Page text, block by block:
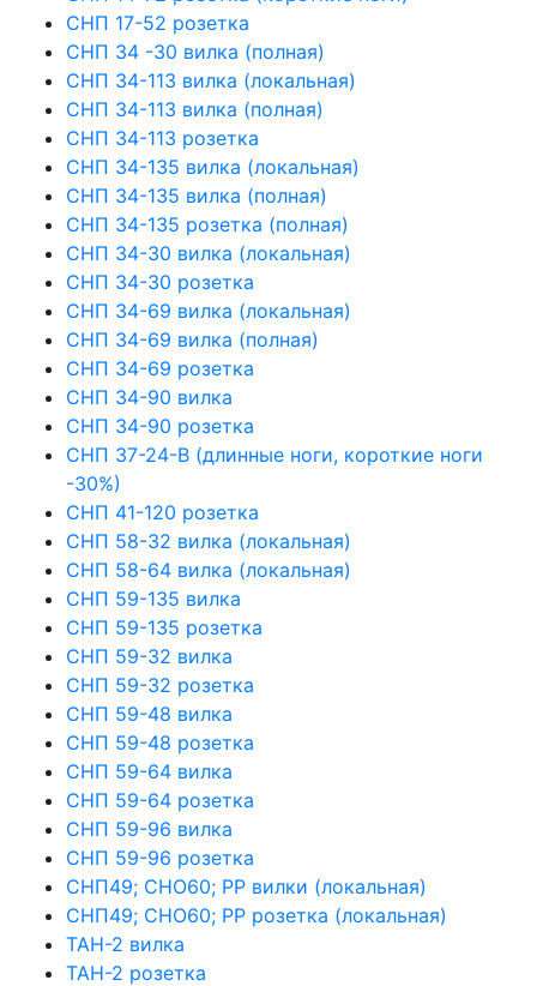
СНП 17-52 розетка
СНП 34 -30 вилка (полная)
СНП 34-113 вилка (локальная)
СНП 34-113 вилка (полная)
СНП 34-113 розетка
СНП 34-135 вилка (локальная)
СНП 34-135 вилка (полная)
СНП 34-135 розетка (полная)
СНП 34-30 вилка (локальная)
СНП 34-30 розетка
СНП 34-69 вилка (локальная)
СНП 34-69 вилка (полная)
СНП 34-69 розетка
СНП 34-90 вилка
СНП 34-90 розетка
СНП 37-24-В (длинные ноги, короткие ноги
-30%)
СНП 41-120 розетка
СНП 58-32 вилка (локальная)
СНП 58-64 вилка (локальная)
СНП 59-135 вилка
СНП 59-135 розетка
СНП 59-32 вилка
СНП 59-32 розетка
СНП 59-48 вилка
СНП 59-48 розетка
СНП 59-64 вилка
СНП 59-64 розетка
СНП 59-96 вилка
СНП 59-96 розетка
СНП49; СНО60; РР вилки (локальная)
СНП49; СНО60; РР розетка (локальная)
ТАН-2 вилка
ТАН-2 розетка